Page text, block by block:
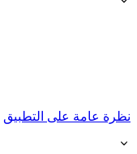
نظرة عامة على التطبيق